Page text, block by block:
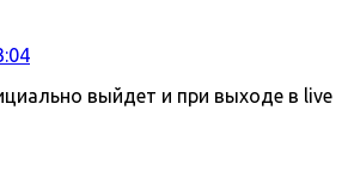
выйдет и при выходе в live